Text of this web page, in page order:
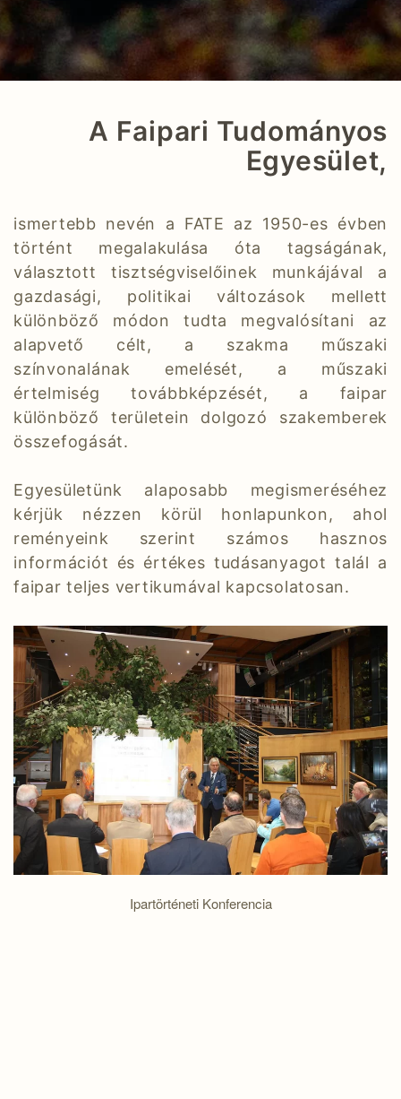
A Faipari Tudományos
Egyesület,
ismertebb nevén a FATE az 1950-es évben
történt megalakulása óta tagságának,
választott tisztségviselőinek munkájával a
gazdasági, politikai változások mellett
különböző módon tudta megvalósítani az
alapvető célt, a szakma műszaki
színvonalának emelését, a műszaki
értelmiség továbbképzését, a faipar
különböző területein dolgozó szakemberek
összefogását.
Egyesületünk alaposabb megismeréséhez
kérjük nézzen körül honlapunkon, ahol
reményeink szerint számos hasznos
információt és értékes tudásanyagot talál a
faipar teljes vertikumával kapcsolatosan.
NAGYÍTÁS
Ipartörténeti Konferencia